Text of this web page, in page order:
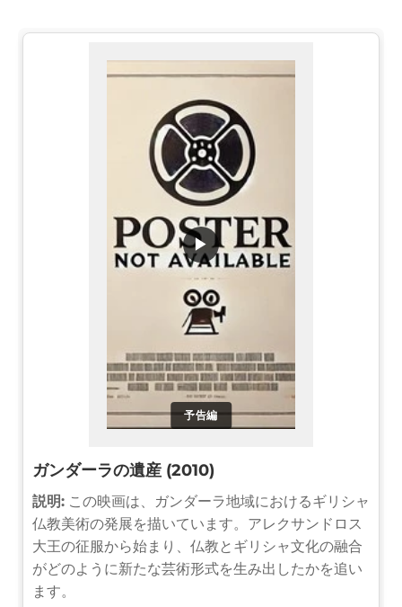
予告編
▶
ガンダーラの遺産 (2010)
説明: この映画は、ガンダーラ地域におけるギリシャ
仏教美術の発展を描いています。アレクサンドロス
大王の征服から始まり、仏教とギリシャ文化の融合
がどのように新たな芸術形式を生み出したかを追い
ます。